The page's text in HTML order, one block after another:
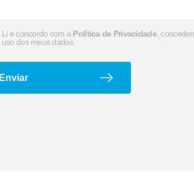
Li e concordo com a Política de Privacidade,
uso dos meus dados.
Enviar